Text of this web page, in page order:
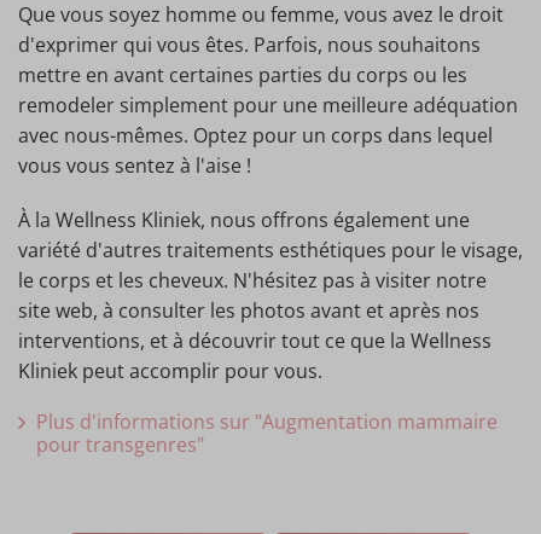
Que vous soyez homme ou femme, vous avez le droit
d'exprimer qui vous êtes. Parfois, nous souhaitons
mettre en avant certaines parties du corps ou les
remodeler simplement pour une meilleure adéquation
avec nous-mêmes. Optez pour un corps dans lequel
vous vous sentez à l'aise !
À la Wellness Kliniek, nous offrons également une
variété d'autres traitements esthétiques pour le visage,
le corps et les cheveux. N'hésitez pas à visiter notre
site web, à consulter les photos avant et après nos
interventions, et à découvrir tout ce que la Wellness
Kliniek peut accomplir pour vous.
Plus d'informations sur "Augmentation mammaire
pour transgenres"